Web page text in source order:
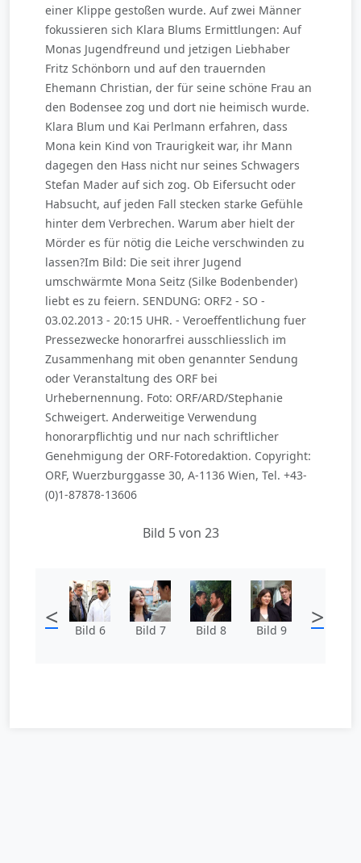
einer Klippe gestoßen wurde. Auf zwei Männer
fokussieren sich Klara Blums Ermittlungen: Auf
Monas Jugendfreund und jetzigen Liebhaber
Fritz Schönborn und auf den trauernden
Ehemann Christian, der für seine schöne Frau an
den Bodensee zog und dort nie heimisch wurde.
Klara Blum und Kai Perlmann erfahren, dass
Mona kein Kind von Traurigkeit war, ihr Mann
dagegen den Hass nicht nur seines Schwagers
Stefan Mader auf sich zog. Ob Eifersucht oder
Habsucht, auf jeden Fall stecken starke Gefühle
hinter dem Verbrechen. Warum aber hielt der
Mörder es für nötig die Leiche verschwinden zu
lassen?Im Bild: Die seit ihrer Jugend
umschwärmte Mona Seitz (Silke Bodenbender)
liebt es zu feiern. SENDUNG: ORF2 - SO -
03.02.2013 - 20:15 UHR. - Veroeffentlichung fuer
Pressezwecke honorarfrei ausschliesslich im
Zusammenhang mit oben genannter Sendung
oder Veranstaltung des ORF bei
Urhebernennung. Foto: ORF/ARD/Stephanie
Schweigert. Anderweitige Verwendung
honorarpflichtig und nur nach schriftlicher
Genehmigung der ORF-Fotoredaktion. Copyright:
ORF, Wuerzburggasse 30, A-1136 Wien, Tel. +43-
(0)1-87878-13606
Bild 5 von 23
< Bild 6 Bild 7 Bild 8 Bild 9 >